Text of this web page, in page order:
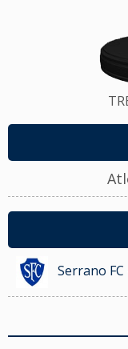
Serrano